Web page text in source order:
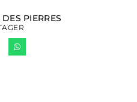
PIERRES